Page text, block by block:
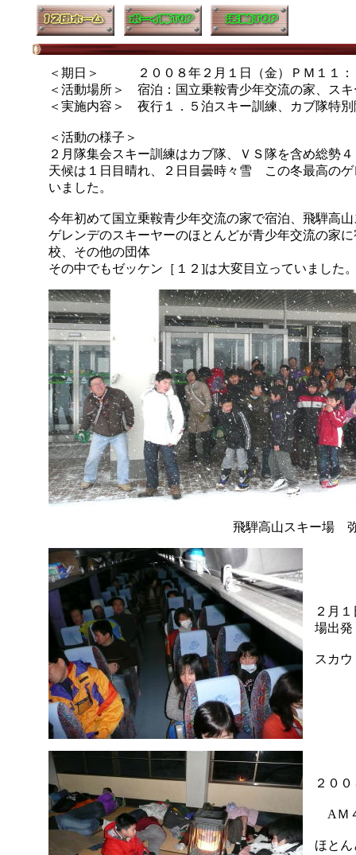
＜期日＞ ２００８年２月１日（金）ＰＭ１１：
＜活動場所＞ 宿泊：国立乗鞍青少年交流の家、ス
＜実施内容＞ 夜行１．５泊スキー訓練、カブ隊特別
＜活動の様子＞
２月隊集会スキー訓練はカブ隊、ＶＳ隊を含め総勢
天候は１日目晴れ、２日目曇時々雪 この冬最高の
いました。
今年初めて国立乗鞍青少年交流の家で宿泊、飛騨高
ゲレンデのスキーヤーのほとんどが青少年交流の家
校、その他の団体
その中でもゼッケン［１２]は大変目立っていました
飛騨高山スキー場
２月
場出発
スカ
２０
AＭ
ほと